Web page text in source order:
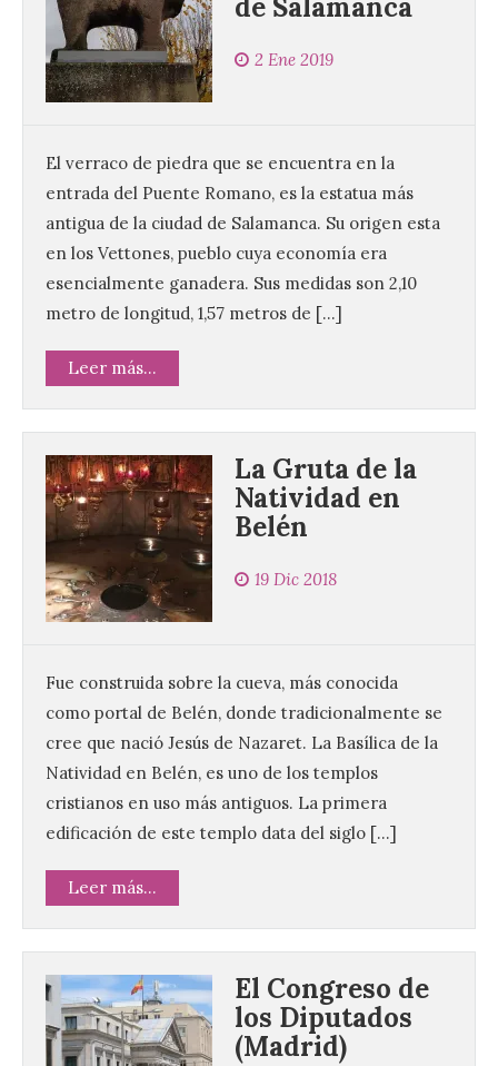
de Salamanca
2 Ene 2019
El verraco de piedra que se encuentra en la
entrada del Puente Romano, es la estatua más
antigua de la ciudad de Salamanca. Su origen esta
en los Vettones, pueblo cuya economía era
esencialmente ganadera. Sus medidas son 2,10
metro de longitud, 1,57 metros de […]
Leer más...
La Gruta de la
Natividad en
Belén
19 Dic 2018
Fue construida sobre la cueva, más conocida
como portal de Belén, donde tradicionalmente se
cree que nació Jesús de Nazaret. La Basílica de la
Natividad en Belén, es uno de los templos
cristianos en uso más antiguos. La primera
edificación de este templo data del siglo […]
Leer más...
El Congreso de
los Diputados
(Madrid)